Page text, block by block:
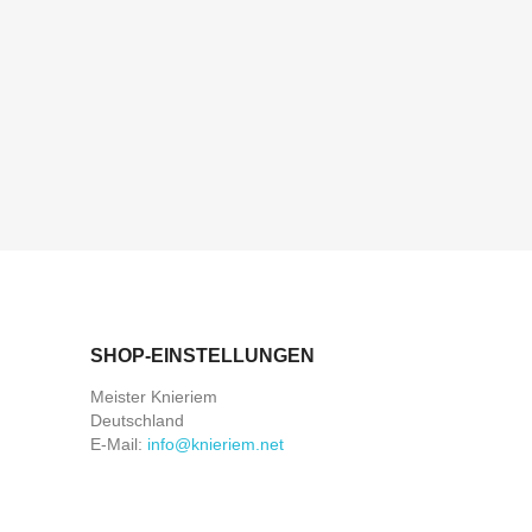
SHOP-EINSTELLUNGEN
Meister Knieriem
Deutschland
E-Mail: info@knieriem.net